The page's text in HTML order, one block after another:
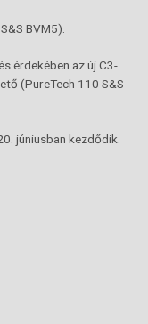
BVM5).
érdekében az új C3-
(PureTech 110 S&S
júniusban kezdődik.